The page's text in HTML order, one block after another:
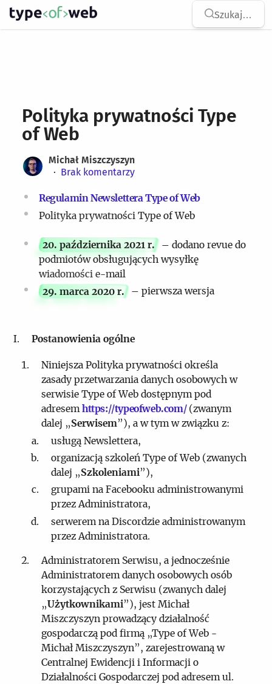
Type of Web
Polityka prywatności Type
of Web
Michał Miszczyszyn
Brak komentarzy
Regulamin Newslettera Type of Web
Polityka prywatności Type of Web
20. października 2021 r. – dodano revue do
podmiotów obsługujących wysyłkę
wiadomości e-mail
29. marca 2020 r. – pierwsza wersja
Postanowienia ogólne
Niniejsza Polityka prywatności określa
zasady przetwarzania danych osobowych w
serwisie Type of Web dostępnym pod
adresemhttps://typeofweb.com/(zwanym
dalej „Serwisem”), a w tym w związku z:
usługą Newslettera,
organizacją szkoleń Type of Web (zwanych
dalej „Szkoleniami”),
grupami na Facebooku administrowanymi
przez Administratora,
serwerem na Discordzie administrowanym
przez Administratora.
Administratorem Serwisu, a jednocześnie
Administratorem danych osobowych osób
korzystających z Serwisu (zwanych dalej
„Użytkownikami”), jest Michał
Miszczyszyn prowadzący działalność
gospodarczą pod firmą „Type of Web -
Michał Miszczyszyn”, zarejestrowaną w
Centralnej Ewidencji i Informacji o
Działalności Gospodarczej pod adresem ul.
Szukajna
…